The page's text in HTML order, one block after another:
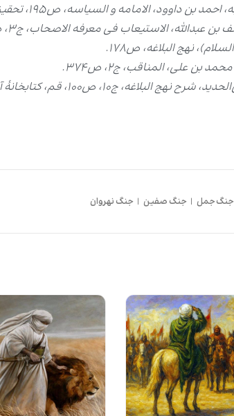
جنگ جمل | جنگ صفین | جنگ نهروان